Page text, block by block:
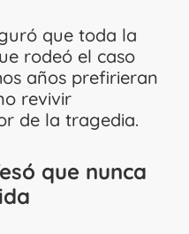
que toda la
rodeó el caso
años prefirieran
revivir
de la tragedia.
que nunca